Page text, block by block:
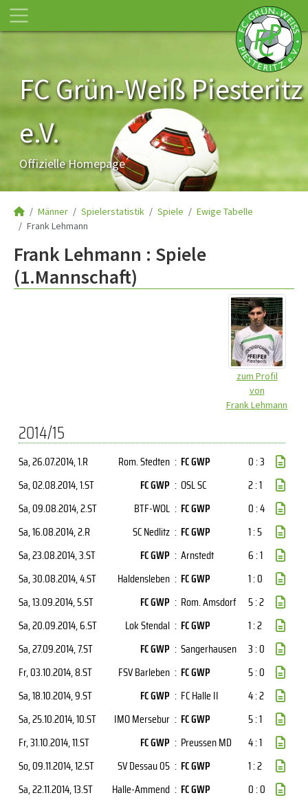
FC Grün-Weiß Piesteritz
e.V.
Offizielle Homepage
Männer Spielerstatistik Spiele
Ewige Tabelle
Frank Lehmann
Frank Lehmann : Spiele
(1.Mannschaft)
zum Profil
von
Frank Lehmann
2014/15
Sa, 26.07.2014, 1.R Rom. Stedten : FC GWP
0 : 3
Sa, 02.08.2014, 1.ST FC GWP : OSL SC
2 : 1
Sa, 09.08.2014, 2.ST BTF-WOL : FC GWP
0 : 4
Sa, 16.08.2014, 2.R SC Nedlitz : FC GWP
1 : 5
Sa, 23.08.2014, 3.ST FC GWP : Arnstedt
6 : 1
Sa, 30.08.2014, 4.ST Haldensleben : FC GWP
1 : 0
Sa, 13.09.2014, 5.ST FC GWP : Rom. Amsdorf
5 : 2
Sa, 20.09.2014, 6.ST Lok Stendal : FC GWP
1 : 2
Sa, 27.09.2014, 7.ST FC GWP : Sangerhausen
3 : 0
Fr, 03.10.2014, 8.ST FSV Barleben : FC GWP
5 : 0
Sa, 18.10.2014, 9.ST FC GWP : FC Halle II
4 : 2
Sa, 25.10.2014, 10.ST IMO Mersebur : FC GWP
5 : 1
Fr, 31.10.2014, 11.ST FC GWP : Preussen MD
4 : 1
So, 09.11.2014, 12.ST SV Dessau 05 : FC GWP
1 : 2
Sa, 22.11.2014, 13.ST Halle-Ammend : FC GWP
0 : 0